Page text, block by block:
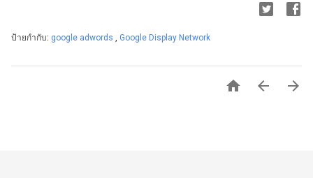
ป้ายกำกับ: google adwords , Google Display Network
  